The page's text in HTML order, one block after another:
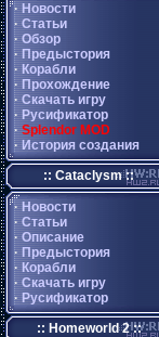
· Новости
· Статьи
· Обзор
· Предыстория
· Корабли
· Прохождение
· Скачать игру
· Русификатор
· Splendor MOD
· История создания
:: Cataclysm ::
· Новости
· Статьи
· Описание
· Предыстория
· Корабли
· Скачать игру
· Русификатор
:: Homeworld 2 ::